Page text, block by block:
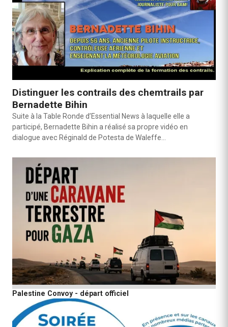
Distinguer les contrails des chemtrails par
Bernadette Bihin
Suite à la Table Ronde d’Essential News à laquelle elle a
participé, Bernadette Bihin a réalisé sa propre vidéo en
dialogue avec Réginald de Potesta de Waleffe…
Palestine Convoy - départ officiel